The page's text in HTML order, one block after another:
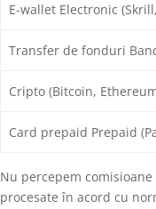
E-wallet Electronic
Transfer de fonduri
Cripto (Bitcoin,
Card prepaid Prepaid
Nu percepem
procesate în acord cu